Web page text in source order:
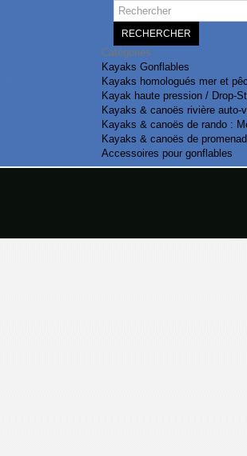
RECHERCHER
Catégories
Kayaks Gonflables
Kayaks homologués mer et
Kayak haute pression / Drop-
Kayaks & canoës rivière auto-
Kayaks & canoës de rando :
Kayaks & canoës de
Accessoires pour gonflables